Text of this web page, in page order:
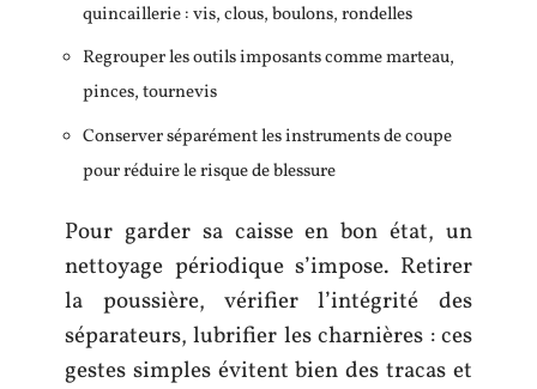
quincaillerie : vis, clous, boulons, rondelles
Regrouper les outils imposants comme marteau,
pinces, tournevis
Conserver séparément les instruments de coupe
pour réduire le risque de blessure
Pour garder sa caisse en bon état, un
nettoyage périodique s’impose. Retirer
la poussière, vérifier l’intégrité des
séparateurs, lubrifier les charnières : ces
gestes simples évitent bien des tracas et